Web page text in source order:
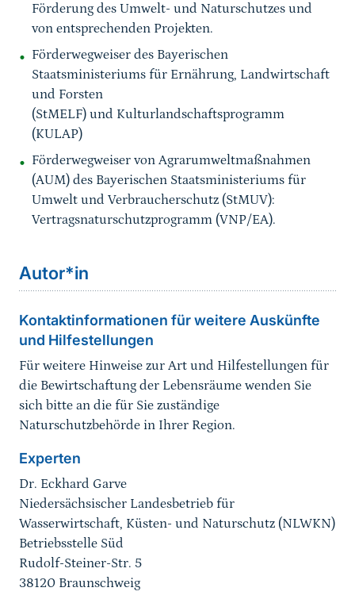
Förderung des Umwelt- und Naturschutzes und
von entsprechenden Projekten.
Förderwegweiser des Bayerischen
Staatsministeriums für Ernährung, Landwirtschaft
und Forsten
(StMELF) und Kulturlandschaftsprogramm
(KULAP)
Förderwegweiser von Agrarumweltmaßnahmen
(AUM) des Bayerischen Staatsministeriums für
Umwelt und Verbraucherschutz (StMUV):
Vertragsnaturschutzprogramm (VNP/EA).
Sprungmarke
Autor*in
Kontaktinformationen für weitere Auskünfte
und Hilfestellungen
Für weitere Hinweise zur Art und Hilfestellungen für
die Bewirtschaftung der Lebensräume wenden Sie
sich bitte an die für Sie zuständige
Naturschutzbehörde in Ihrer Region.
Experten
Dr. Eckhard Garve
Niedersächsischer Landesbetrieb für
Wasserwirtschaft, Küsten- und Naturschutz (NLWKN)
Betriebsstelle Süd
Rudolf-Steiner-Str. 5
38120 Braunschweig